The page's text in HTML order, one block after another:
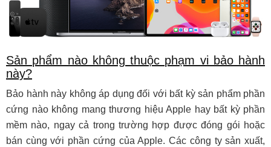
Sản phẩm nào không thuộc phạm vi bảo hành
này?
Bảo hành này không áp dụng đối với bất kỳ sản phẩm phần
cứng nào không mang thương hiệu Apple hay bất kỳ phần
mềm nào, ngay cả trong trường hợp được đóng gói hoặc
bán cùng với phần cứng của Apple. Các công ty sản xuất,